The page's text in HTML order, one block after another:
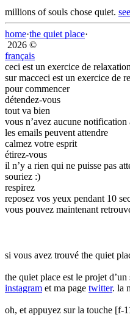
millions of souls chose quiet.
home·the quiet place·
2026 ©
français
ceci est un exercice de
sur macceci est un exercice de
pour commencer
détendez-vous
tout va bien
vous n’avez aucune notification
les emails peuvent attendre
calmez votre esprit
étirez-vous
il n’y a rien qui ne puisse pas
souriez :)
respirez
reposez vos yeux pendant 10
vous pouvez maintenant
si vous avez trouvé the quiet
the quiet place est le projet
instagram et ma page twitter. la
oh, et appuyez sur la touche [f-